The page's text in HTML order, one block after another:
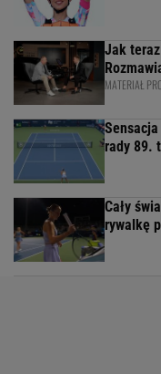
Jak
MATERIAŁ
rady 89.
Cały
rywalkę